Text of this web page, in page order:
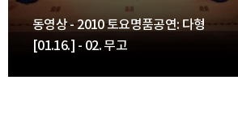
동영상 - 2010 토요명품공연: 다형
[01.16.] - 02. 무고